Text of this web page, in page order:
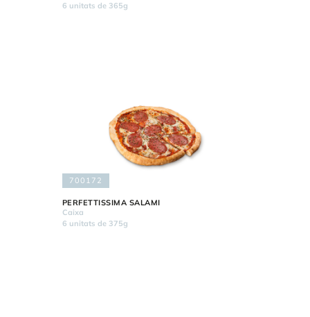
6 unitats de 365g
700172
PERFETTISSIMA SALAMI
Caixa
6 unitats de 375g